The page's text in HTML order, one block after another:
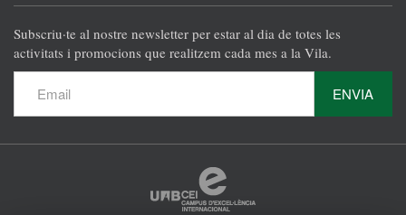
Subscriu·te al nostre newsletter per estar al dia de totes les
activitats i promocions que realitzem cada mes a la Vila.
ENVIA